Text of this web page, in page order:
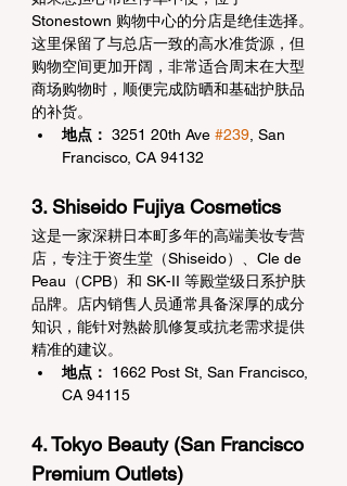
Stonestown 购物中心的分店是绝佳选择。
这里保留了与总店一致的高水准货源，但
购物空间更加开阔，非常适合周末在大型
商场购物时，顺便完成防晒和基础护肤品
的补货。
地点： 3251 20th Ave #239 , San
Francisco, CA 94132
3. Shiseido Fujiya Cosmetics
这是一家深耕日本町多年的高端美妆专营
店，专注于资生堂（Shiseido）、Cle de
Peau（CPB）和 SK-II 等殿堂级日系护肤
品牌。店内销售人员通常具备深厚的成分
知识，能针对熟龄肌修复或抗老需求提供
精准的建议。
地点：
1662 Post St, San Francisco,
CA 94115
4. Tokyo Beauty (San Francisco
Premium Outlets)